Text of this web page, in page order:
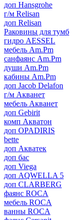
доп Hansgrohe
г/м Relisan
доп Relisan
Раковины для тумб
гидро AESSEL
мебель Am.Pm
санфаянс Am.Pm
души Am.Pm
кабины Am.Pm
доп Jacob Delafon
г/м Акванет
мебель Акванет
доп Gebirit
комп Акватон
доп OPADIRIS
bette
доп Акватек
доп бас
доп Viega
доп AQWELLA 5
доп CLARBERG
фаянс ROCA
мебель ROCA
ванны ROCA